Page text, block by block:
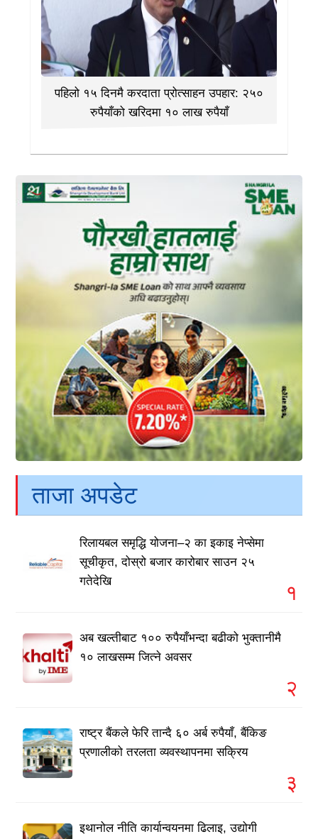
पहिलो १५ दिनमै करदाता प्रोत्साहन उपहार: २५०
रुपैयाँको खरिदमा १० लाख रुपैयाँ
ताजा अपडेट
रिलायबल समृद्धि योजना–२ का इकाइ नेप्सेमा
सूचीकृत, दोस्रो बजार कारोबार साउन २५
गतेदेखि
१
अब खल्तीबाट १०० रुपैयाँभन्दा बढीको भुक्तानीमै
१० लाखसम्म जित्ने अवसर
२
राष्ट्र बैंकले फेरि तान्दै ६० अर्ब रुपैयाँ, बैंकिङ
प्रणालीको तरलता व्यवस्थापनमा सक्रिय
३
इथानोल नीति कार्यान्वयनमा ढिलाइ, उद्योगी